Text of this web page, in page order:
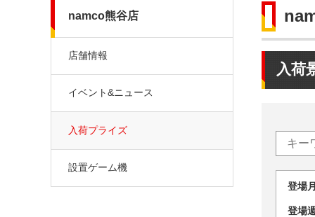
入荷
登
登
namco熊谷店
店舗情報
イベント&ニュース
入荷プライズ
設置ゲーム機